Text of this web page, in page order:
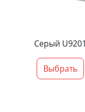
Серый U9201
Выбрать